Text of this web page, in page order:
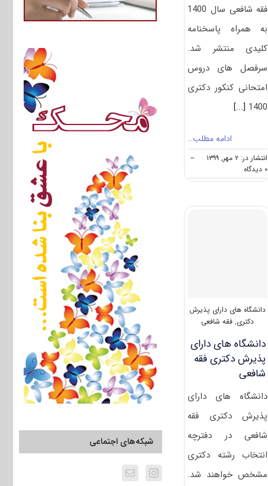
فقه شافعی سال 1400
به همراه پاسخنامه
کلیدی منتشر شد.
سرفصل های دروس
امتحانی کنکور دکتری
1400
[...]
ادامه مطلب…
انتشار در: ۲ مهر, ۱۳۹۹
--
۰ دیدگاه
on
دانلود
دانشگاه های دارای پذیرش
دکتری, فقه شافعی
دانشگاه های دارای
پذیرش دکتری ﻓﻘﻪ
شافعی
دانشگاه های دارای
پذیرش دکتری ﻓﻘﻪ
شافعی در دفترچه
انتخاب رشته دکتری
مشخص خواهند شد.
شبکه‌های اجتماعی